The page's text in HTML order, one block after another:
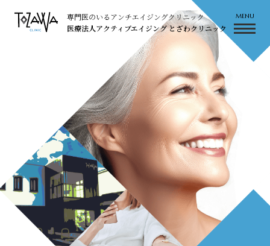
専門医のいるアンチエイジングクリニック
医療法人アクティブエイジング とざわクリニック